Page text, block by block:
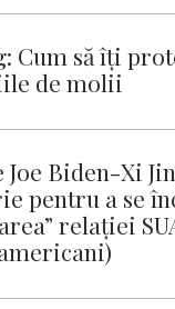
Cum să îți
de molii
Biden-Xi
pentru a se
relaţiei